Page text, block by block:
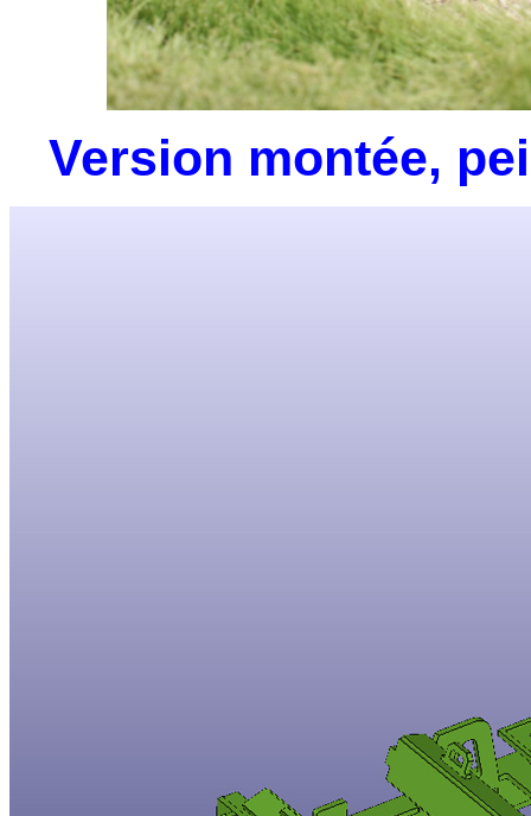
Version montée,